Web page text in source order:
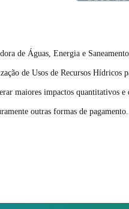
de Águas, Energia e
de Usos de Recursos
maiores impactos quantitativos
outras formas de pagamento.